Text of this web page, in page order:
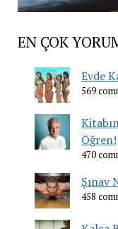
EN ÇOK
Evde
569
Öğren!
470
Şınav
458